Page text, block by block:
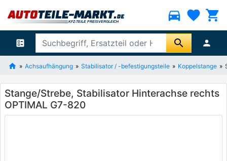
directions_car favorite shopping_cart
ballot search person
Achsaufhängung Stabilisator / -befestigungsteile Koppelstange
Stange/Strebe, Stabilisator Hinterachse rechts
OPTIMAL G7-820